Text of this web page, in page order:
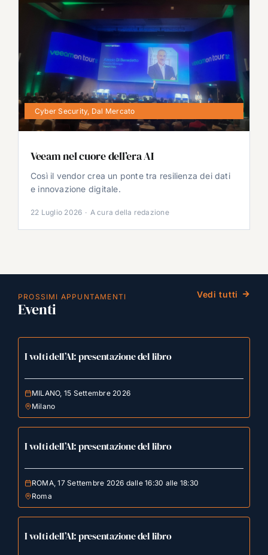
Cyber Security, Dal Mercato
Veeam nel cuore dell’era AI
Così il vendor crea un ponte tra resilienza dei dati
e innovazione digitale.
22 Luglio 2026 · A cura della redazione
PROSSIMI APPUNTAMENTI
Eventi
Vedi tutti
I volti dell’AI: presentazione del libro
MILANO, 15 Settembre 2026
Milano
I volti dell’AI: presentazione del libro
ROMA, 17 Settembre 2026 dalle 16:30 alle 18:30
Roma
I volti dell’AI: presentazione del libro